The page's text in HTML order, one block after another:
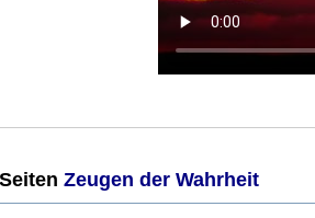
Zeugen der Wahrheit